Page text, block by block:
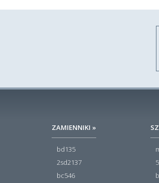
ZAMIENNIKI »
bd135
2sd2137
bc546